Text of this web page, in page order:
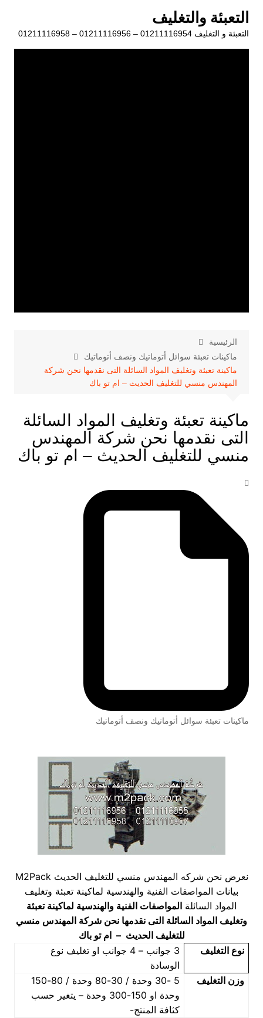
المحتوى
التعبئة والتغليف
التعبئة و التغليف 01211116954 – 01211116956 – 01211116958
الرئيسية
ماكينات تعبئة سوائل أتوماتيك ونصف أتوماتيك
ماكينة تعبئة وتغليف المواد السائلة التى نقدمها نحن شركة
المهندس منسي للتغليف الحديث – ام تو باك
ماكينة تعبئة وتغليف المواد السائلة
التى نقدمها نحن شركة المهندس
منسي للتغليف الحديث – ام تو باك
ماكينات تعبئة سوائل أتوماتيك ونصف أتوماتيك
نعرض نحن شركه المهندس منسي للتغليف الحديث M2Pack
بيانات المواصفات الفنية والهندسية لماكينة تعبئة وتغليف
المواد السائلة المواصفات الفنية والهندسية لماكينة تعبئة
وتغليف المواد السائلة التى نقدمها نحن شركة المهندس منسي
للتغليف الحديث – ام تو باك
نوع التغليف
3 جوانب – 4 جوانب او تغليف نوع
الوسادة
وزن التغليف
5 -30 وحدة / 30-80 وحدة / 80-150
وحدة او 150-300 وحدة – يتغير حسب
كثافة المنتج-